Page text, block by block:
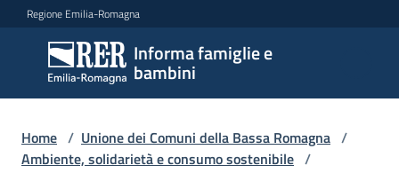
Vai al contenuto
Vai alla navigazione
Vai al footer
Regione Emilia-Romagna
Informa famiglie e
bambini
Informa
famiglie
e
bambini
Home / Unione dei Comuni della Bassa Romagna /
Ambiente, solidarietà e consumo sostenibile /